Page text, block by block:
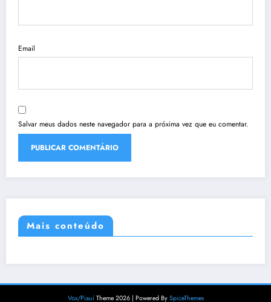
Email
Salvar meus dados neste navegador para a próxima vez que eu comentar.
Mais conteúdo
Vox/Piauí Theme 2026 | Powered By SpiceThemes